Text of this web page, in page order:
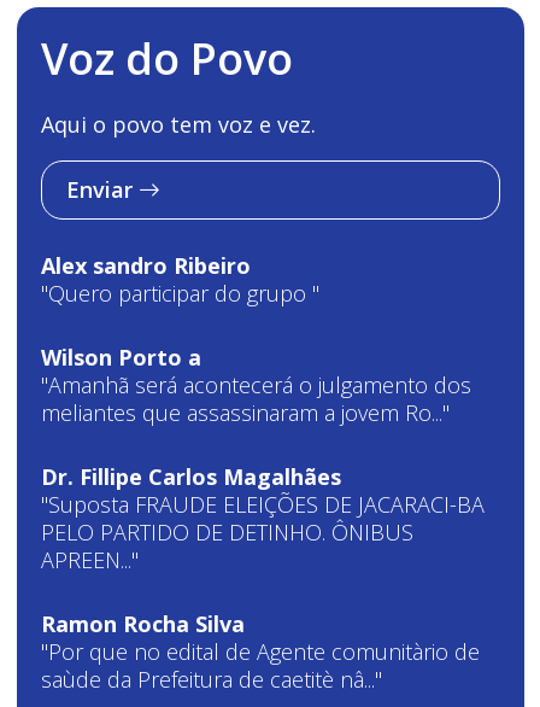
Voz do Povo
Aqui o povo tem voz e vez.
Enviar
Alex sandro Ribeiro
"Quero participar do grupo "
Wilson Porto a
"Amanhã será acontecerá o julgamento dos
meliantes que assassinaram a jovem Ro..."
Dr. Fillipe Carlos Magalhães
"Suposta FRAUDE ELEIÇÕES DE JACARACI-BA
PELO PARTIDO DE DETINHO. ÔNIBUS
APREEN..."
Ramon Rocha Silva
"Por que no edital de Agente comunitàrio de
saùde da Prefeitura de caetitè nâ..."